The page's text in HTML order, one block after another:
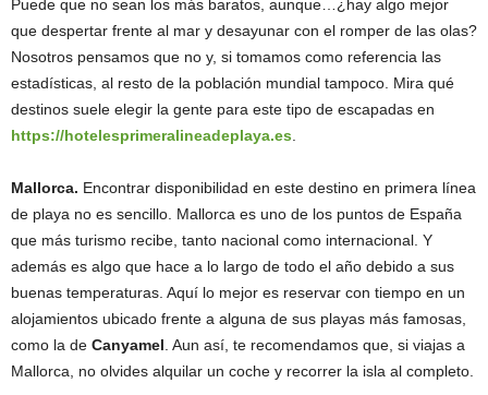
Puede que no sean los más baratos, aunque…¿hay algo mejor
que despertar frente al mar y desayunar con el romper de las olas?
Nosotros pensamos que no y, si tomamos como referencia las
estadísticas, al resto de la población mundial tampoco. Mira qué
destinos suele elegir la gente para este tipo de escapadas en
https://hotelesprimeralineadeplaya.es
Mallorca. Encontrar disponibilidad en este destino en primera línea
de playa no es sencillo. Mallorca es uno de los puntos de España
que más turismo recibe, tanto nacional como internacional. Y
además es algo que hace a lo largo de todo el año debido a sus
buenas temperaturas. Aquí lo mejor es reservar con tiempo en un
alojamientos ubicado frente a alguna de sus playas más famosas,
como la de Canyamel . Aun así, te recomendamos que, si viajas a
Mallorca, no olvides alquilar un coche y recorrer la isla al completo.